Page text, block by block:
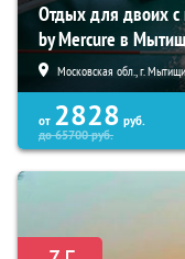
Отдых для двоих с
by Mercure в
Московская обл., г.
от 2828 руб.
до65700руб.